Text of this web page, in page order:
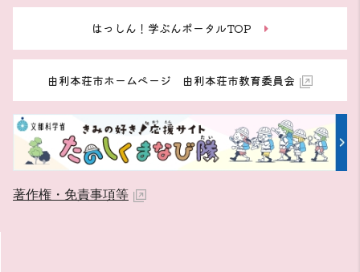
はっしん！学ぶんポータルTOP
由利本荘市ホームページ 由利本荘市教育委員会
著作権・免責事項等